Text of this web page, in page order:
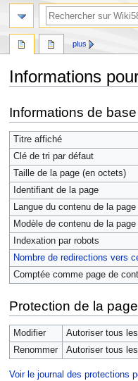
Informations
à
la
navigation
à
la
recherche
Informations de base
Titre affiché
Clé de tri par défaut
Taille de la page (en octets)
Identifiant de la page
Langue du contenu de la page
Modèle de contenu de la page
Indexation par robots
Nombre de redirections vers
Comptée comme page de
Protection de la page
Modifier
Autoriser tous
Renommer
Autoriser tous
Voir le journal des protections
plus